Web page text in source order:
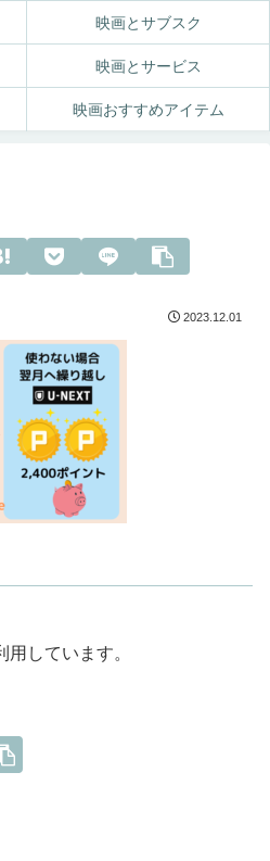
映画とサブスク
映画とサービス
映画おすすめアイテム
2023.12.01
しています。